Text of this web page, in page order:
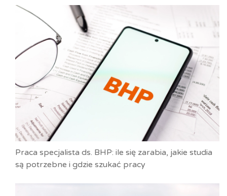
Praca specjalista ds. BHP: ile się zarabia, jakie studia
są potrzebne i gdzie szukać pracy